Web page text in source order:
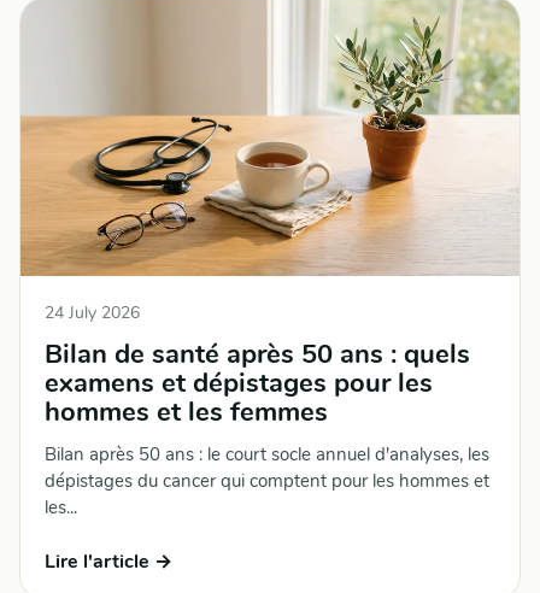
24 July 2026
Bilan de santé après 50 ans : quels
examens et dépistages pour les
hommes et les femmes
Bilan après 50 ans : le court socle annuel d'analyses, les
dépistages du cancer qui comptent pour les hommes et
les...
Lire l'article →